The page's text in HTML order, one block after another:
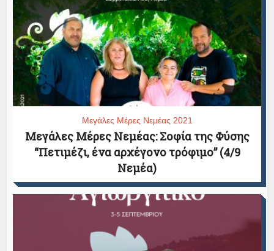
Μεγάλες Μέρες Νεμέας 2021
Μεγάλες Μέρες Νεμέας: Σοφία της Φύσης
“Πετιμέζι, ένα αρχέγονο τρόφιμο” (4/9
Νεμέα)